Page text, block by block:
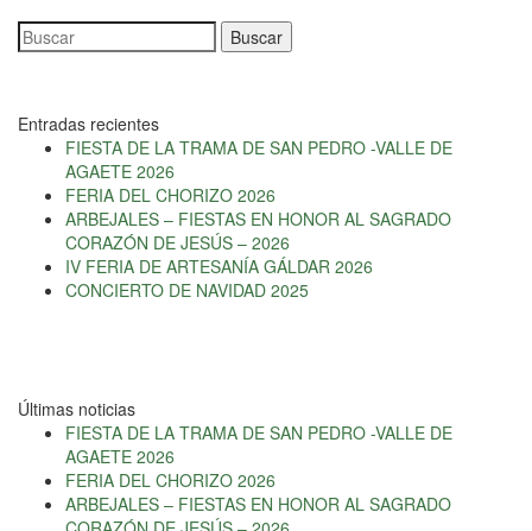
Buscar
Entradas recientes
FIESTA DE LA TRAMA DE SAN PEDRO -VALLE DE
AGAETE 2026
FERIA DEL CHORIZO 2026
ARBEJALES – FIESTAS EN HONOR AL SAGRADO
CORAZÓN DE JESÚS – 2026
IV FERIA DE ARTESANÍA GÁLDAR 2026
CONCIERTO DE NAVIDAD 2025
Últimas noticias
FIESTA DE LA TRAMA DE SAN PEDRO -VALLE DE
AGAETE 2026
FERIA DEL CHORIZO 2026
ARBEJALES – FIESTAS EN HONOR AL SAGRADO